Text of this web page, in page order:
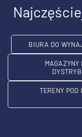
BIURA DO
TERENY POD